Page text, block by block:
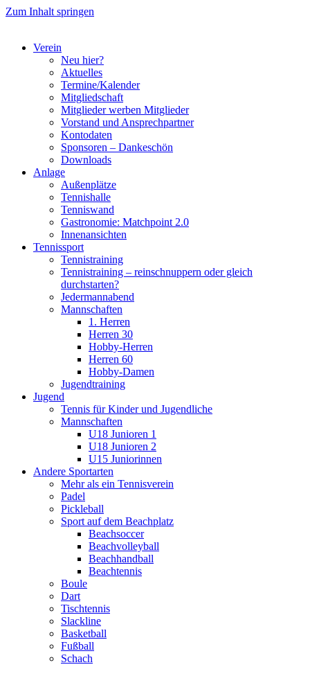
Zum Inhalt springen
Verein
Neu hier?
Aktuelles
Termine/Kalender
Mitgliedschaft
Mitglieder werben Mitglieder
Vorstand und Ansprechpartner
Kontodaten
Sponsoren – Dankeschön
Downloads
Anlage
Außenplätze
Tennishalle
Tenniswand
Gastronomie: Matchpoint 2.0
Innenansichten
Tennissport
Tennistraining
Tennistraining – reinschnuppern oder gleich
durchstarten?
Jedermannabend
Mannschaften
1. Herren
Herren 30
Hobby-Herren
Herren 60
Hobby-Damen
Jugendtraining
Jugend
Tennis für Kinder und Jugendliche
Mannschaften
U18 Junioren 1
U18 Junioren 2
U15 Juniorinnen
Andere Sportarten
Mehr als ein Tennisverein
Padel
Pickleball
Sport auf dem Beachplatz
Beachsoccer
Beachvolleyball
Beachhandball
Beachtennis
Boule
Dart
Tischtennis
Slackline
Basketball
Fußball
Schach